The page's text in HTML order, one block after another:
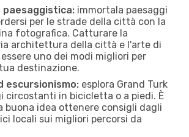
paesaggistica: immortala paesaggi
per le strade della città con la
fotografica. Catturare la
architettura della città e l'arte di
uno dei modi migliori per
destinazione.
escursionismo: esplora Grand Turk
circostanti in bicicletta o a piedi. È
buona idea ottenere consigli dagli
locali sui migliori percorsi da